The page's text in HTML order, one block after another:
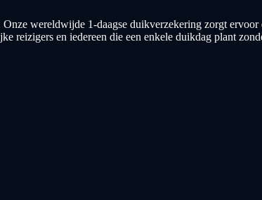
wereldwijde 1-daagse duikverzekering zorgt
reizigers en iedereen die een enkele duikdag plant